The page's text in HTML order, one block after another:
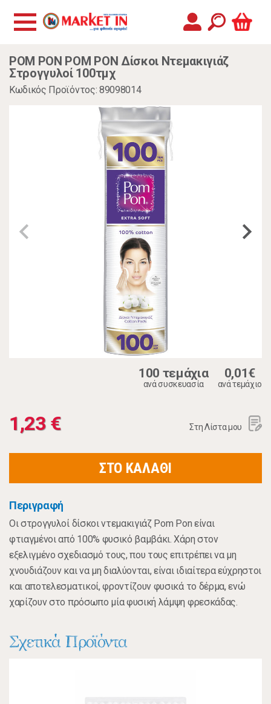
POM PON POM PON Δίσκοι Ντεμακιγιάζ
Στρογγυλοί 100τμχ
Κωδικός Προϊόντος: 89098014
100 τεμάχια
ανά συσκευασία
0,01€
ανά τεμάχιο
1,23 € Στη Λίστα μου
ΣΤΟ ΚΑΛΑΘΙ
Περιγραφή
Οι στρογγυλοί δίσκοι ντεμακιγιάζ Pom Pon είναι
φτιαγμένοι από 100% φυσικό βαμβάκι. Χάρη στον
εξελιγμένο σχεδιασμό τους, που τους επιτρέπει να μη
χνουδιάζουν και να μη διαλύονται, είναι ιδιαίτερα εύχρηστοι
και αποτελεσματικοί, φροντίζουν φυσικά το δέρμα, ενώ
χαρίζουν στο πρόσωπο μία φυσική λάμψη φρεσκάδας.
Σχετικά Προϊόντα